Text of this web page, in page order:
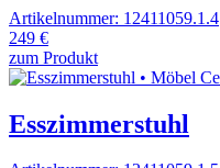
Artikelnummer: 12411059.1.4
249 €
zum Produkt
Esszimmerstuhl